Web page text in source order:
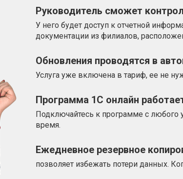
Руководитель сможет
У него будет доступ к отчетной
документации из филиалов,
Обновления проводятся в
Услуга уже включена в тариф, ее не
Программа 1С онлайн
Подключайтесь к программе с любого
время.
Ежедневное резервное
позволяет избежать потери данных.